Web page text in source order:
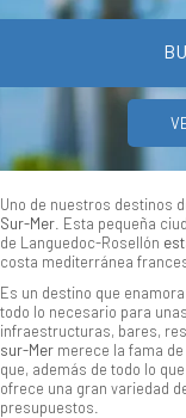
Uno de nuestros destinos
Sur-Mer . Esta pequeña
de Languedoc-Rosellón
costa mediterránea
Es un destino que
todo lo necesario para
infraestructuras, bares,
sur-Mer merece la fama de
que, además de todo lo
ofrece una gran variedad
presupuestos.